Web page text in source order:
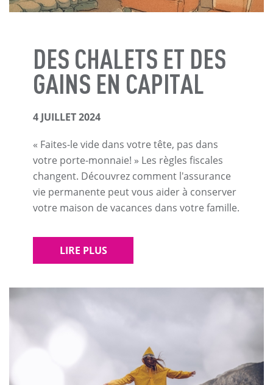
DES CHALETS ET DES
GAINS EN CAPITAL
4 JUILLET 2024
« Faites-le vide dans votre tête, pas dans
votre porte-monnaie! » Les règles fiscales
changent. Découvrez comment l'assurance
vie permanente peut vous aider à conserver
votre maison de vacances dans votre famille.
LIRE PLUS